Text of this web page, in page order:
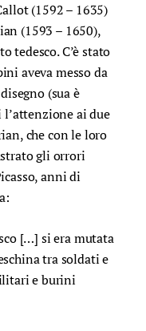
(1592 – 1635)
(1593 – 1650),
tedesco. C’è stato
aveva messo da
(sua è
ai due
che con le loro
gli orrori
anni di
[…] si era mutata
tra soldati e
e burini